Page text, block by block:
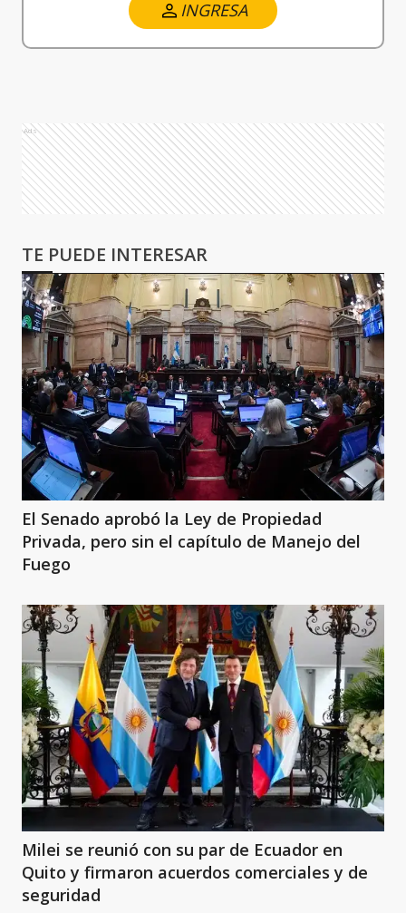
INGRESA
Ads
TE PUEDE INTERESAR
El Senado aprobó la Ley de Propiedad
Privada, pero sin el capítulo de Manejo del
Fuego
Milei se reunió con su par de Ecuador en
Quito y firmaron acuerdos comerciales y de
seguridad